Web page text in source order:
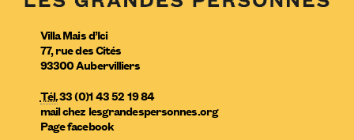
Villa Mais d’Ici
77, rue des Cités
93300Aubervilliers
Tél.33 (0)1 43 52 19 84
mailchez lesgrandespersonnes.org
Page facebook